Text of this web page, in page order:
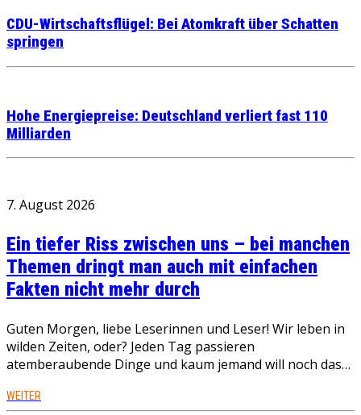
CDU-Wirtschaftsflügel: Bei Atomkraft über Schatten
springen
Hohe Energiepreise: Deutschland verliert fast 110
Milliarden
7. August 2026
Ein tiefer Riss zwischen uns – bei manchen
Themen dringt man auch mit einfachen
Fakten nicht mehr durch
Guten Morgen, liebe Leserinnen und Leser! Wir leben in
wilden Zeiten, oder? Jeden Tag passieren
atemberaubende Dinge und kaum jemand will noch das…
WEITER